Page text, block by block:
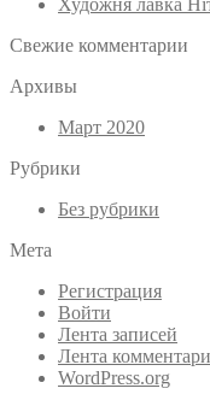
Свежие комментарии
Архивы
Март 2020
Рубрики
Без рубрики
Мета
Регистрация
Войти
Лента записей
Лента
WordPress.org